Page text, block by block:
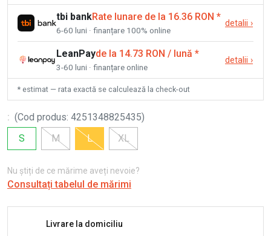
tbi bankRate lunare de la 16.36 RON *
6-60 luni · finanțare 100% online
detalii ›
LeanPayde la 14.73 RON / lună *
3-60 luni · finanțare online
detalii ›
* estimat — rata exactă se calculează la check-out
: (Cod produs: 4251348825435)
S
M L XL
Nu știți de ce mărime aveți nevoie?
Consultați tabelul de mărimi
Livrare la domiciliu